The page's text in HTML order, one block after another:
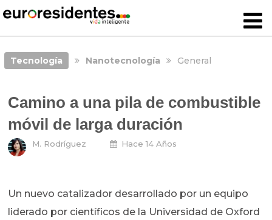
Tecnología Nanotecnología General
Camino a una pila de combustible
móvil de larga duración
M. Rodríguez Hace 14 Años
Un nuevo catalizador desarrollado por un equipo
liderado por científicos de la Universidad de Oxford